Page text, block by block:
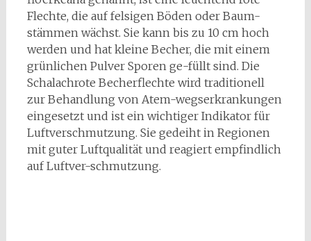
Flechte, die auf felsigen Böden oder Baum-
stämmen wächst. Sie kann bis zu 10 cm hoch
werden und hat kleine Becher, die mit einem
grünlichen Pulver Sporen ge-füllt sind. Die
Schalachrote Becherflechte wird traditionell
zur Behandlung von Atem-wegserkrankungen
eingesetzt und ist ein wichtiger Indikator für
Luftverschmutzung. Sie gedeiht in Regionen
mit guter Luftqualität und reagiert empfindlich
auf Luftver-schmutzung.